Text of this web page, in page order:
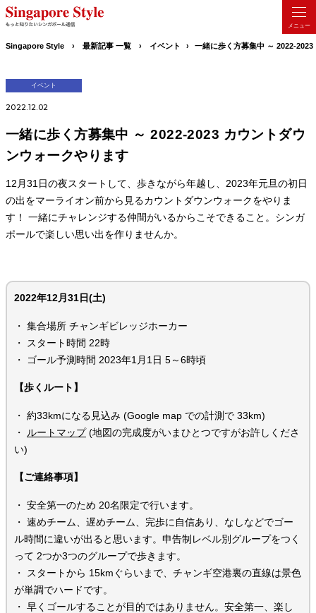
Singapore Style 最新記事 一覧 イベント 一緒に歩く方募集中 ～ 2022-
イベント
2022.12.02
一緒に歩く方募集中 ～ 2022-2023 カウントダウ
ンウォークやります
12月31日の夜スタートして、歩きながら年越し、2023年元旦の初日
の出をマーライオン前から見るカウントダウンウォークをやりま
す！ 一緒にチャレンジする仲間がいるからこそできること。シンガ
ポールで楽しい思い出を作りませんか。
2022年12月31日(土)
・ 集合場所 チャンギビレッジホーカー
・ スタート時間 22時
・ ゴール予測時間 2023年1月1日 5～6時頃
【歩くルート】
・ 約33kmになる見込み (Google map での計測で 33km)
・
ルートマップ(地図の完成度がいまひとつですがお許しくださ
い)
【ご連絡事項】
・ 安全第一のため 20名限定で行います。
・ 速めチーム、遅めチーム、完歩に自信あり、なしなどでゴー
ル時間に違いが出ると思います。申告制レベル別グループをつく
って 2つか3つのグループで歩きます。
・ スタートから 15kmぐらいまで、チャンギ空港裏の直線は景色
が単調でハードです。
・ 早くゴールすることが目的ではありません。安全第一、楽し